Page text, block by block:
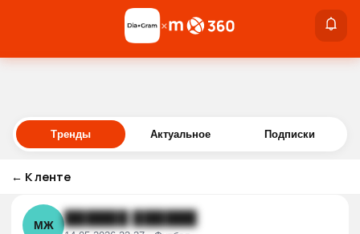
Войти
×
Тренды Актуальное Подписки
← К ленте
МЖ ██████ ██████